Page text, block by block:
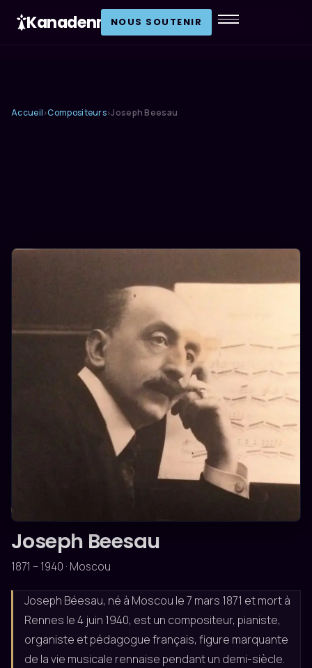
Kanadenn NOUS SOUTENIR
Accueil ›Compositeurs›Joseph Beesau
Joseph Beesau
1871 – 1940 · Moscou
Joseph Béesau, né à Moscou le 7 mars 1871 et mort à
Rennes le 4 juin 1940, est un compositeur, pianiste,
organiste et pédagogue français, figure marquante
de la vie musicale rennaise pendant un demi-siècle.